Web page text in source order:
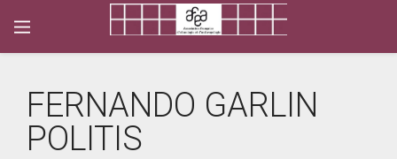
FERNANDO GARLIN
POLITIS